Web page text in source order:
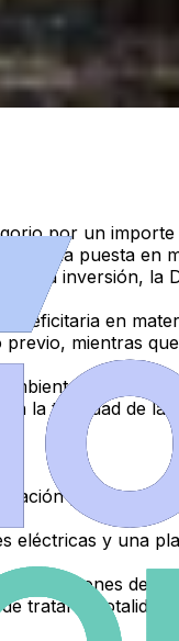
por un importe
para la puesta en
de la inversión,
deficitaria en
previo, mientras
sobre el
la totalidad de
eléctricas y una
afecciones
tratar la totalidad